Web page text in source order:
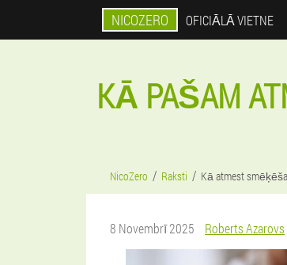
NICOZERO OFICIĀLĀ VIETNE
KĀ PAŠAM
NicoZero Raksti Kā atmest
8 Novembrī 2025 Roberts Azarovs